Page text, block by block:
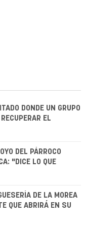
DONDE UN GRUPO
EL
DEL PÁRROCO
"DICE LO QUE
DE LA MOREA
QUE ABRIRÁ EN SU